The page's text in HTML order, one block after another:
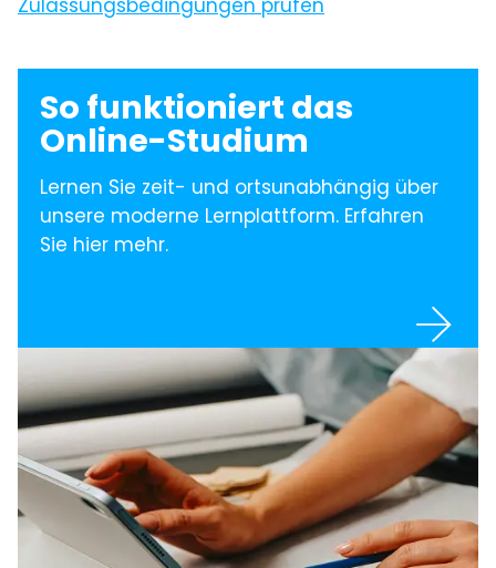
So funktioniert das
Online-Studium
Lernen Sie zeit- und ortsunabhängig über
unsere moderne Lernplattform. Erfahren
Sie hier mehr.